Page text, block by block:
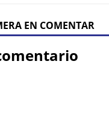
EN COMENTAR